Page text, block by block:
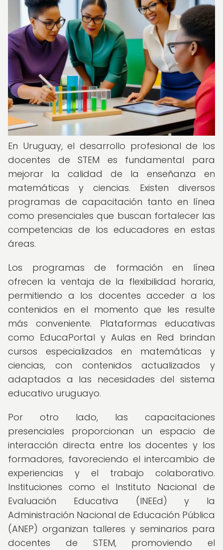
En Uruguay, el desarrollo profesional de los
docentes de STEM es fundamental para
mejorar la calidad de la enseñanza en
matemáticas y ciencias. Existen diversos
programas de capacitación tanto en línea
como presenciales que buscan fortalecer las
competencias de los educadores en estas
áreas.
Los programas de formación en línea
ofrecen la ventaja de la flexibilidad horaria,
permitiendo a los docentes acceder a los
contenidos en el momento que les resulte
más conveniente. Plataformas educativas
como EducaPortal y Aulas en Red brindan
cursos especializados en matemáticas y
ciencias, con contenidos actualizados y
adaptados a las necesidades del sistema
educativo uruguayo.
Por otro lado, las capacitaciones
presenciales proporcionan un espacio de
interacción directa entre los docentes y los
formadores, favoreciendo el intercambio de
experiencias y el trabajo colaborativo.
Instituciones como el Instituto Nacional de
Evaluación Educativa (INEEd) y la
Administración Nacional de Educación Pública
(ANEP) organizan talleres y seminarios para
docentes de STEM, promoviendo el